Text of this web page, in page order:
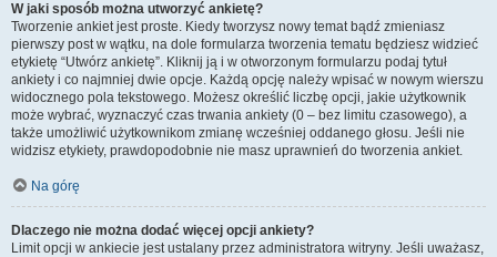
W jaki sposób można utworzyć ankietę?
Tworzenie ankiet jest proste. Kiedy tworzysz nowy temat bądź zmieniasz
pierwszy post w wątku, na dole formularza tworzenia tematu będziesz widzieć
etykietę “Utwórz ankietę”. Kliknij ją i w otworzonym formularzu podaj tytuł
ankiety i co najmniej dwie opcje. Każdą opcję należy wpisać w nowym wierszu
widocznego pola tekstowego. Możesz określić liczbę opcji, jakie użytkownik
może wybrać, wyznaczyć czas trwania ankiety (0 – bez limitu czasowego), a
także umożliwić użytkownikom zmianę wcześniej oddanego głosu. Jeśli nie
widzisz etykiety, prawdopodobnie nie masz uprawnień do tworzenia ankiet.
Na górę
Dlaczego nie można dodać więcej opcji ankiety?
Limit opcji w ankiecie jest ustalany przez administratora witryny. Jeśli uważasz,